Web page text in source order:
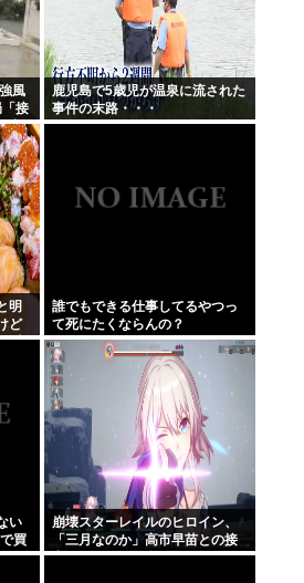
風
接
常
鹿児島で5歳児が温泉に流された
事件の末路・・・
明
ど
判
誰でもできる仕事してるやつっ
て死にたくならんの？
い
買
る
崩壊スターレイルのヒロイン、
「三月なのか」高市早苗との接
点があまりにも多すぎる。もし